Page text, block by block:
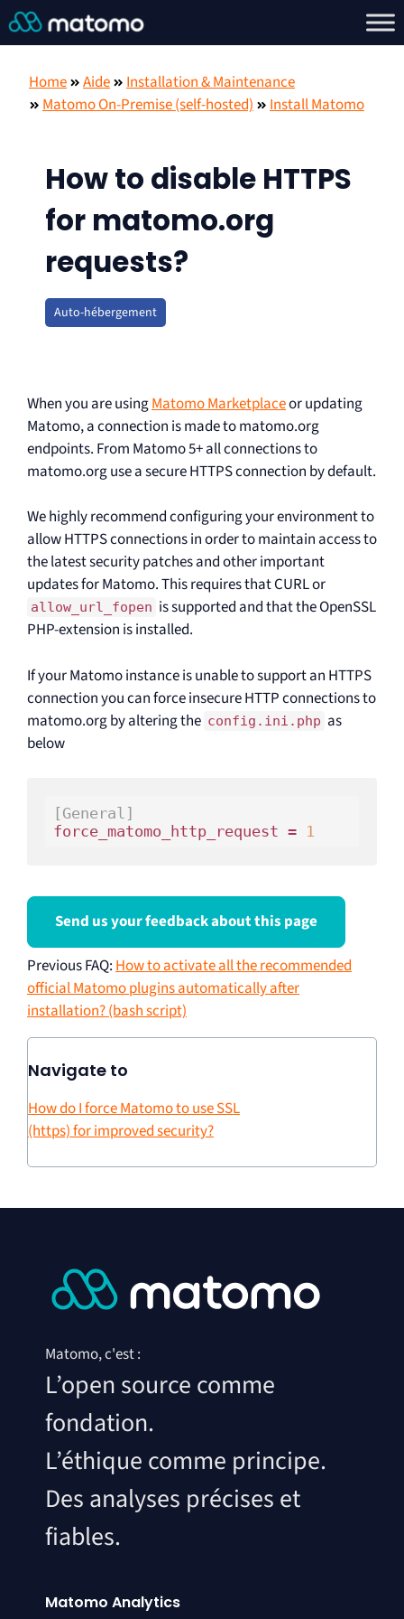
Home Aide
Installation & Maintenance
Matomo On-Premise (self-hosted)
Install Matomo
How to disable HTTPS
for matomo.org
requests?
Auto-hébergement
When you are usingMatomo Marketplaceor updating
Matomo, a connection is made to matomo.org
endpoints. From Matomo 5+ all connections to
matomo.org use a secure HTTPS connection by default.
We highly recommend configuring your environment to
allow HTTPS connections in order to maintain access to
the latest security patches and other important
updates for Matomo. This requires that CURL or
allow_url_fopen is supported and that the OpenSSL
PHP-extension is installed.
If your Matomo instance is unable to support an HTTPS
connection you can force insecure HTTP connections to
matomo.org by altering the config.ini.php as
below
[General]
force_matomo_http_request = 1
Send us your feedback about this page
Previous FAQ:How to activate all the recommended
official Matomo plugins automatically after
installation? (bash script)
Navigate to
How do I force Matomo to use SSL
(https) for improved security?
Matomo, c'est :
L’open source comme
fondation.
L’éthique comme principe.
Des analyses précises et
fiables.
Matomo Analytics